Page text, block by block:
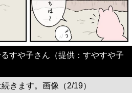
すや子さん（提供：すやすや子
きます。画像（2/19）